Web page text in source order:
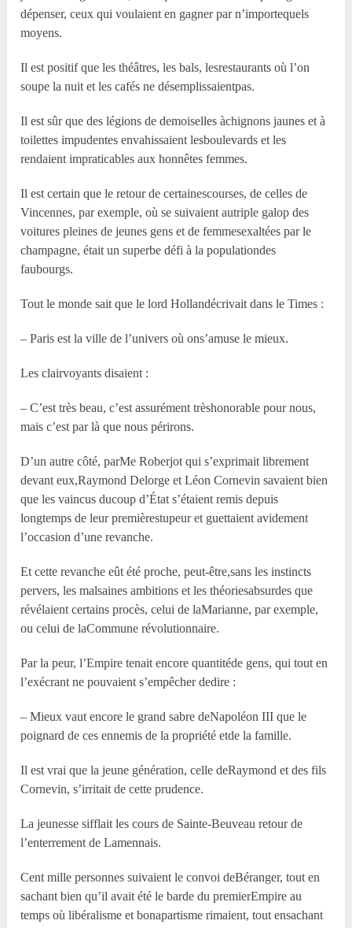
dépenser, ceux qui voulaient en gagner par n’importequels
moyens.
Il est positif que les théâtres, les bals, lesrestaurants où l’on
soupe la nuit et les cafés ne désemplissaientpas.
Il est sûr que des légions de demoiselles àchignons jaunes et à
toilettes impudentes envahissaient lesboulevards et les
rendaient impraticables aux honnêtes femmes.
Il est certain que le retour de certainescourses, de celles de
Vincennes, par exemple, où se suivaient autriple galop des
voitures pleines de jeunes gens et de femmesexaltées par le
champagne, était un superbe défi à la populationdes
faubourgs.
Tout le monde sait que le lord Hollandécrivait dans le Times :
– Paris est la ville de l’univers où ons’amuse le mieux.
Les clairvoyants disaient :
– C’est très beau, c’est assurément trèshonorable pour nous,
mais c’est par là que nous périrons.
D’un autre côté, parMe Roberjot qui s’exprimait librement
devant eux,Raymond Delorge et Léon Cornevin savaient bien
que les vaincus ducoup d’État s’étaient remis depuis
longtemps de leur premièrestupeur et guettaient avidement
l’occasion d’une revanche.
Et cette revanche eût été proche, peut-être,sans les instincts
pervers, les malsaines ambitions et les théoriesabsurdes que
révélaient certains procès, celui de laMarianne, par exemple,
ou celui de laCommune révolutionnaire.
Par la peur, l’Empire tenait encore quantitéde gens, qui tout en
l’exécrant ne pouvaient s’empêcher dedire :
– Mieux vaut encore le grand sabre deNapoléon III que le
poignard de ces ennemis de la propriété etde la famille.
Il est vrai que la jeune génération, celle deRaymond et des fils
Cornevin, s’irritait de cette prudence.
La jeunesse sifflait les cours de Sainte-Beuveau retour de
l’enterrement de Lamennais.
Cent mille personnes suivaient le convoi deBéranger, tout en
sachant bien qu’il avait été le barde du premierEmpire au
temps où libéralisme et bonapartisme rimaient, tout ensachant